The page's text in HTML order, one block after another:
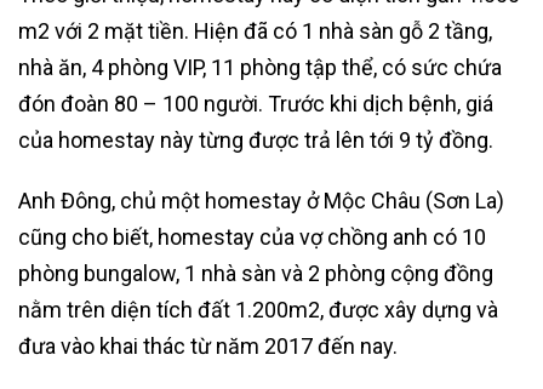
m2 với 2 mặt tiền. Hiện đã có 1 nhà sàn gỗ 2 tầng,
nhà ăn, 4 phòng VIP, 11 phòng tập thể, có sức chứa
đón đoàn 80 – 100 người. Trước khi dịch bệnh, giá
của homestay này từng được trả lên tới 9 tỷ đồng.
Anh Đông, chủ một homestay ở Mộc Châu (Sơn La)
cũng cho biết, homestay của vợ chồng anh có 10
phòng bungalow, 1 nhà sàn và 2 phòng cộng đồng
nằm trên diện tích đất 1.200m2, được xây dựng và
đưa vào khai thác từ năm 2017 đến nay.